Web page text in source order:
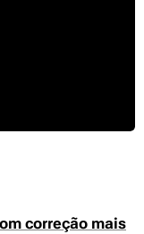
correção mais